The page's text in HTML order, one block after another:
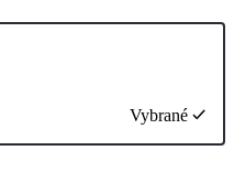
Vybrané